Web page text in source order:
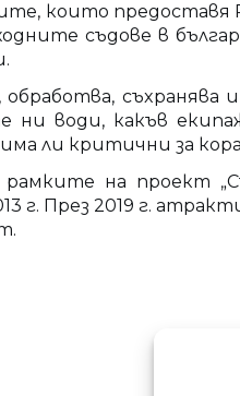
които
съдове в
вoди, какъв
ли критични за
на проект
г. През 2019 г.